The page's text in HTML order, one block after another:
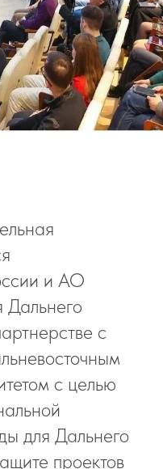
и АО
Дальнего
с
с целью
для Дальнего
проектов